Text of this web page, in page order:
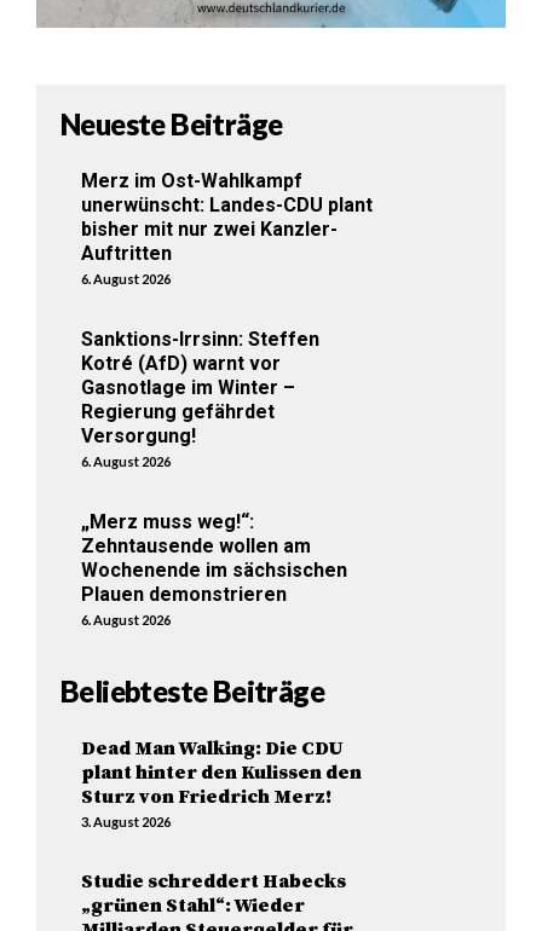
Neueste Beiträge
Merz im Ost-Wahlkampf
unerwünscht: Landes-CDU plant
bisher mit nur zwei Kanzler-
Auftritten
6. August 2026
Sanktions-Irrsinn: Steffen
Kotré (AfD) warnt vor
Gasnotlage im Winter –
Regierung gefährdet
Versorgung!
6. August 2026
„Merz muss weg!“:
Zehntausende wollen am
Wochenende im sächsischen
Plauen demonstrieren
6. August 2026
Beliebteste Beiträge
Dead Man Walking: Die CDU
plant hinter den Kulissen den
Sturz von Friedrich Merz!
3. August 2026
Studie schreddert Habecks
„grünen Stahl“: Wieder